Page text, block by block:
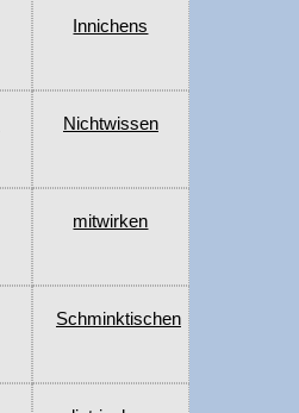
Innichens
Nichtwissen
mitwirken
Schminktischen